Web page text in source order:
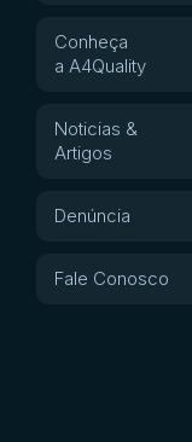
Conheça
a A4Quality
Noticias &
Artigos
Denúncia
Fale Conosco